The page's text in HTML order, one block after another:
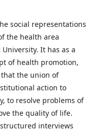
social representations
the health area
It has as a
of health promotion,
the union of
action to
to resolve problems of
the quality of life.
interviews